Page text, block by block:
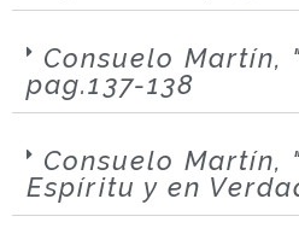
Consuelo Martín,
pag.137-138
Consuelo Martín,
Espíritu y en